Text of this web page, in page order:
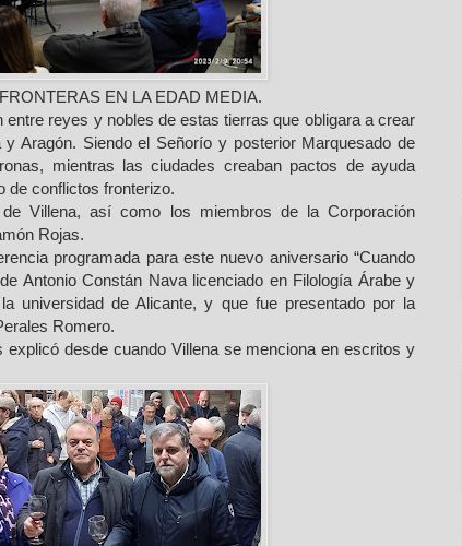
EN LA EDAD MEDIA.
reyes y nobles de estas tierras que obligara a crear
Aragón. Siendo el Señorío y posterior Marquesado de
mientras las ciudades creaban pactos de ayuda
de conflictos fronterizo.
Villena, así como los miembros de la Corporación
Rojas.
programada para este nuevo aniversario “Cuando
Antonio Constán Nava licenciado en Filología Árabe y
universidad de Alicante, y que fue presentado por la
Romero.
desde cuando Villena se menciona en escritos y